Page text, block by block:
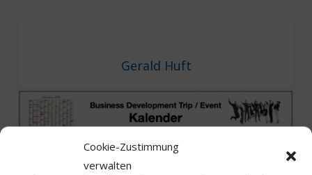
Cookie-Zustimmung
verwalten
Gerald Huft